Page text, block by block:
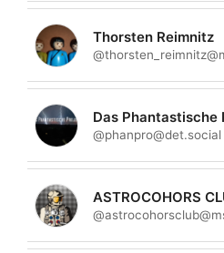
Thorsten Reimnitz
Das Phantastische
@phanpro@det.social
ASTROCOHORS